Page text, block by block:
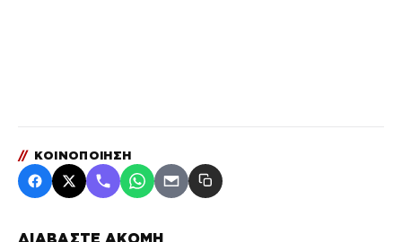
ΔΙΑΒΑΣΤΕ ΑΚΟΜΗ
// ΚΟΙΝΟΠΟΙΗΣΗ